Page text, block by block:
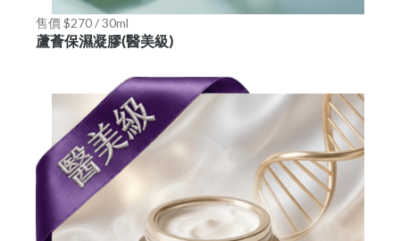
售價 $270 / 30ml
蘆薈保濕凝膠(醫美級)